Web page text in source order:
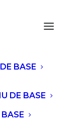
BASE
DE BASE